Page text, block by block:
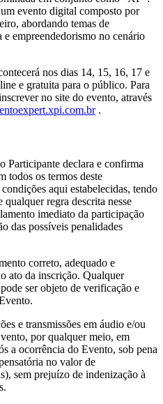
evento digital composto por
abordando temas de
empreendedorismo no cenário
nos dias 14, 15, 16, 17 e
e gratuita para o público. Para
no site do evento, através
.
Participante declara e confirma
todos os termos deste
aqui estabelecidas, tendo
regra descrita nesse
imediato da participação
das possíveis penalidades
correto, adequado e
ato da inscrição. Qualquer
ser objeto de verificação e
e transmissões em áudio e/ou
por qualquer meio, em
a ocorrência do Evento, sob pena
no valor de
sem prejuízo de indenização à